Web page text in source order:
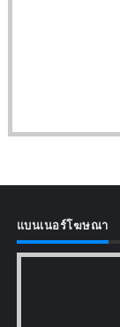
แบนเนอร์โฆษณา